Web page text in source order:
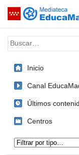
Saltar navegación
Palabra o frase:
Inicio
Canal
Últimos
Centros